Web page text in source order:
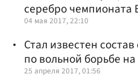
серебро чемпионата
04 мая 2017, 22:10
Стал известен
по вольной борьбе
25 апреля 2017, 01:56